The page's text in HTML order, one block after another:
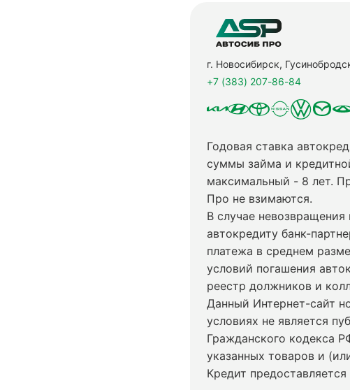
г. Новосибирск,
+7 (383) 207-86-84
Годовая ставка
суммы займа и
максимальный - 8 лет.
Про не взимаются.
В случае
автокредиту банк-
платежа в среднем
условий погашения
реестр должников и
Данный Интернет-сайт
условиях не является
Гражданского кодекса
указанных товаров и
Кредит